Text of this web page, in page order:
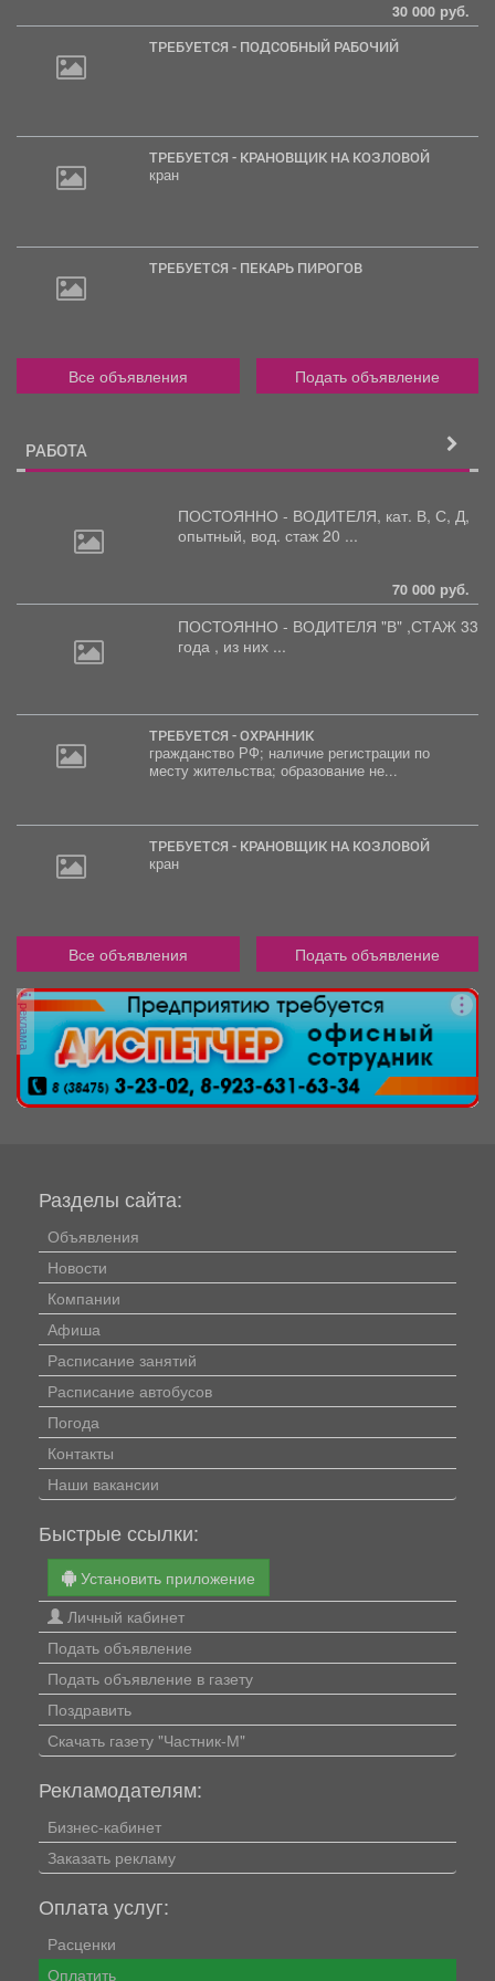
30 000 руб.
ТРЕБУЕТСЯ - ПОДСОБНЫЙ РАБОЧИЙ
ТРЕБУЕТСЯ - КРАНОВЩИК НА КОЗЛОВОЙ
кран
ТРЕБУЕТСЯ - ПЕКАРЬ ПИРОГОВ
Все объявления Подать объявление
РАБОТА
ПОСТОЯННО - ВОДИТЕЛЯ, кат. В, С, Д,
опытный, вод. стаж 20 ...
70 000 руб.
ПОСТОЯННО - ВОДИТЕЛЯ "В" ,СТАЖ 33
года , из них ...
ТРЕБУЕТСЯ - ОХРАННИК
гражданство РФ; наличие регистрации по
месту жительства; образование не...
ТРЕБУЕТСЯ - КРАНОВЩИК НА КОЗЛОВОЙ
кран
Все объявления Подать объявление
реклама
Разделы сайта:
Объявления
Новости
Компании
Афиша
Расписание занятий
Расписание автобусов
Погода
Контакты
Наши вакансии
Быстрые ссылки:
Установить приложение
Личный кабинет
Подать объявление
Подать объявление в газету
Поздравить
Скачать газету "Частник-М"
Рекламодателям:
Бизнес-кабинет
Заказать рекламу
Оплата услуг:
Расценки
Оплатить